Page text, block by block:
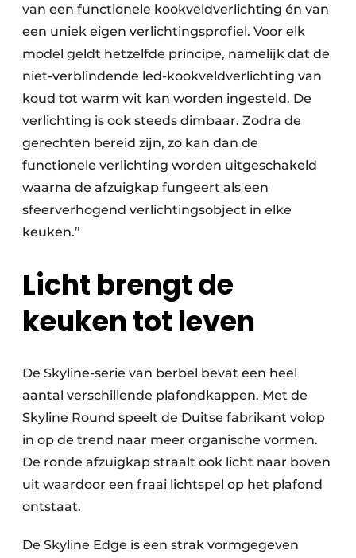
van een functionele kookveldverlichting én van
een uniek eigen verlichtingsprofiel. Voor elk
model geldt hetzelfde principe, namelijk dat de
niet-verblindende led-kookveldverlichting van
koud tot warm wit kan worden ingesteld. De
verlichting is ook steeds dimbaar. Zodra de
gerechten bereid zijn, zo kan dan de
functionele verlichting worden uitgeschakeld
waarna de afzuigkap fungeert als een
sfeerverhogend verlichtingsobject in elke
keuken.”
Licht brengt de
keuken tot leven
De Skyline-serie van berbel bevat een heel
aantal verschillende plafondkappen. Met de
Skyline Round speelt de Duitse fabrikant volop
in op de trend naar meer organische vormen.
De ronde afzuigkap straalt ook licht naar boven
uit waardoor een fraai lichtspel op het plafond
ontstaat.
De Skyline Edge is een strak vormgegeven